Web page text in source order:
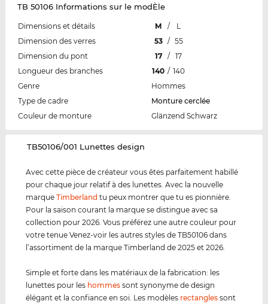
TB 50106 Informations sur le modÈle
Dimensions et détails M /
L
Dimension des verres
53 / 55
Dimension du pont
17 /
17
Longueur des branches
140 / 140
Genre
Hommes
Type de cadre
Monture cerclée
Couleur de monture
Glänzend Schwarz
‌TB50106/001 Lunettes design
Avec cette pièce de créateur vous êtes parfaitement habillé
pour chaque jour relatif à des lunettes. Avec la nouvelle
marqueTimberland tu peux montrer que tu es pionnière.
Pour la saison courant la marque se distingue avec sa
collection pour 2026. Vous préférez une autre couleur pour
votre tenue Venez-voir les autres styles de TB50106 dans
l’assortiment de la marque Timberland de 2025 et 2026.
Simple et forte dans les matériaux de la fabrication: les
lunettes pour les hommes sont synonyme de design
élégant et la confiance en soi. Les modèles rectangles sont